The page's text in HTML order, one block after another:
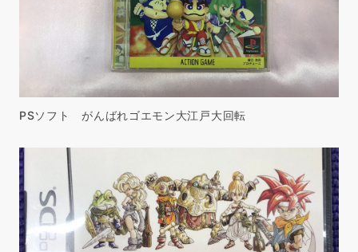
PSソフト がんばれゴエモン大江戸大回転